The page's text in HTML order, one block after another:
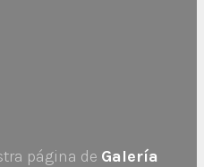
página de Galería